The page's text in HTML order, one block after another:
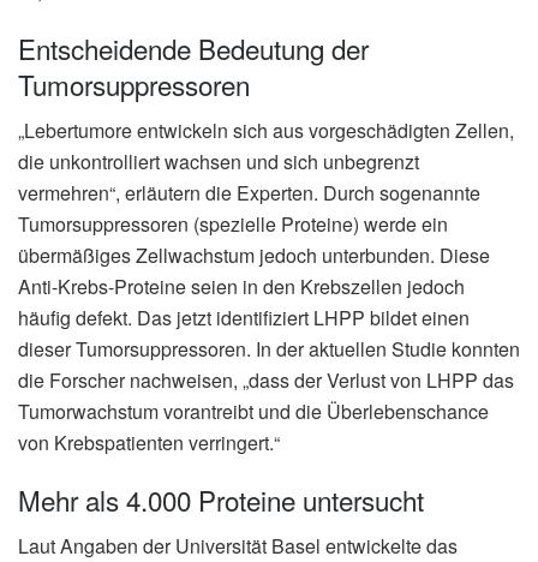
Entscheidende Bedeutung der
Tumorsuppressoren
„Lebertumore entwickeln sich aus vorgeschädigten Zellen,
die unkontrolliert wachsen und sich unbegrenzt
vermehren“, erläutern die Experten. Durch sogenannte
Tumorsuppressoren (spezielle Proteine) werde ein
übermäßiges Zellwachstum jedoch unterbunden. Diese
Anti-Krebs-Proteine seien in den Krebszellen jedoch
häufig defekt. Das jetzt identifiziert LHPP bildet einen
dieser Tumorsuppressoren. In der aktuellen Studie konnten
die Forscher nachweisen, „dass der Verlust von LHPP das
Tumorwachstum vorantreibt und die Überlebenschance
von Krebspatienten verringert.“
Mehr als 4.000 Proteine untersucht
Laut Angaben der Universität Basel entwickelte das